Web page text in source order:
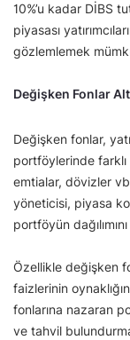
10%’u kadar DİBS
piyasası
gözlemlemek
Değişken Fonlar
Değişken fonlar,
portföylerinde farklı
emtialar, dövizler
yöneticisi, piyasa
portföyün
Özellikle değişken
faizlerinin
fonlarına nazaran
ve tahvil